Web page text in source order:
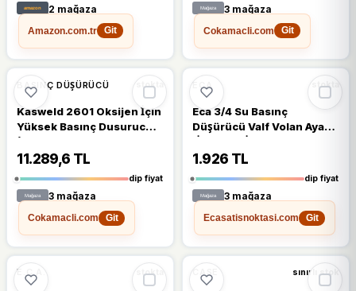
2 mağaza
Amazon.com.tr
Git
3 mağaza
Cokamacli.com
Git
%21 🔥%21 DÜŞTÜ
BASINÇ DÜŞÜRÜCÜ stokta
Kasweld 2601 Oksijen İçin
Yüksek Basınç Dusurucu
(0-200 Bar)
11.289,6 TL
dip fiyat
3 mağaza
Cokamacli.com
Git
%18
ECA stokta
Eca 3/4 Su Basınç
Düşürücü Valf Volan Ayarlı
602111096
1.926 TL
dip fiyat
3 mağaza
Ecasatisnoktasi.com
Git
%18
E.C.A. stokta %17
CASE sınırlı stok